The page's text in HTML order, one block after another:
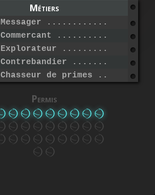
Métiers
de primes
Permis